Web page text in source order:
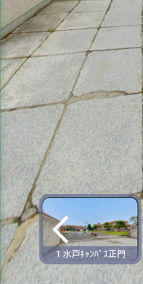
１水戸ｷｬﾝﾊﾟｽ正門